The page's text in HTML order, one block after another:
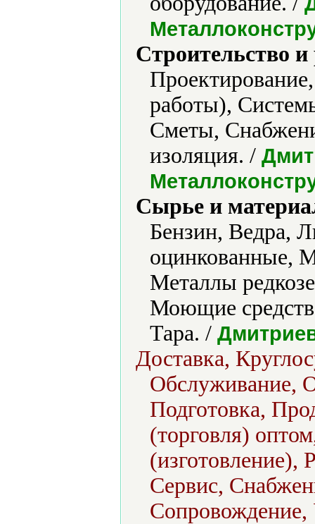
Строительство
работы),
Сметы,
изоляция. /
Сырье и
Бензин, Ведра,
оцинкованные,
Металлы
Моющие
Тара. /
Доставка,
Обслуживание,
Подготовка,
(торговля)
(изготовление),
Сервис,
Сопровождение,